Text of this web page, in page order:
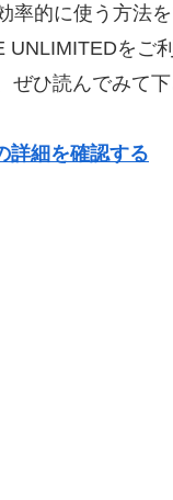
率的に使う方法
UNLIMITEDをご
ぜひ読んでみて下
細を確認する